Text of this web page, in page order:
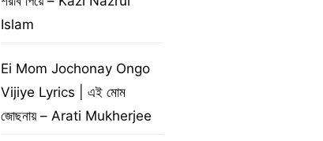
Islam
Ei Mom Jochonay Ongo
Vijiye Lyrics | এই মোম
জোছনায় – Arati Mukherjee